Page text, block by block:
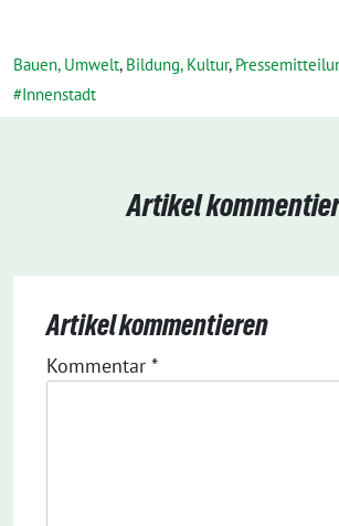
Bauen, Umwelt, Bildung, Kultur,
Innenstadt
Artikel
Artikel kommentieren
Kommentar *